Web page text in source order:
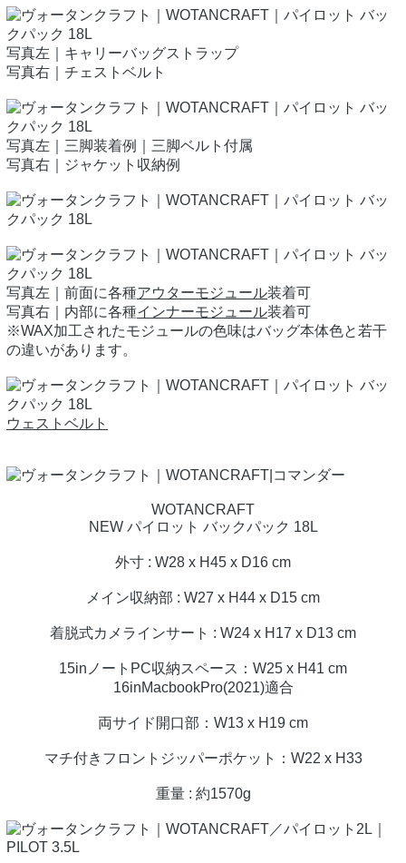
写真左｜キャリーバッグストラップ
写真右｜チェストベルト
写真左｜三脚装着例｜三脚ベルト付属
写真右｜ジャケット収納例
写真左｜前面に各種アウターモジュール装着可
写真右｜内部に各種インナーモジュール装着可
※WAX加工されたモジュールの色味はバッグ本体色と若干
の違いがあります。
ウェストベルト
WOTANCRAFT
NEW パイロット バックパック 18L
外寸 : W28 x H45 x D16 cm
メイン収納部 : W27 x H44 x D15 cm
着脱式カメラインサート : W24 x H17 x D13 cm
15inノートPC収納スペース：W25 x H41 cm
16inMacbookPro(2021)適合
両サイド開口部：W13 x H19 cm
マチ付きフロントジッパーポケット：W22 x H33
重量 : 約1570g